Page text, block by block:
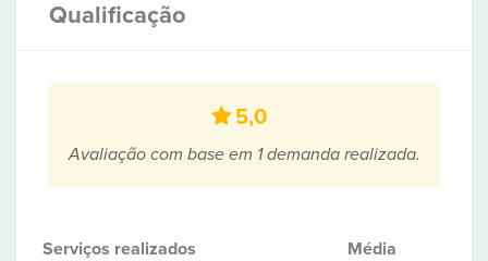
Qualificação
5,0
Avaliação com base em 1 demanda realizada.
Serviços realizados Média